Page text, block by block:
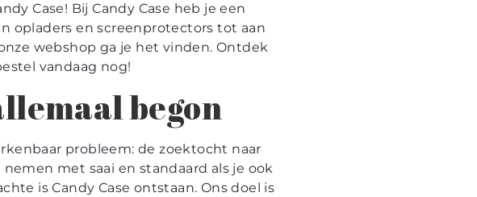
Case! Bij Candy Case heb je een
opladers en screenprotectors tot aan
webshop ga je het vinden. Ontdek
vandaag nog!
begon
probleem: de zoektocht naar
met saai en standaard als je ook
is Candy Case ontstaan. Ons doel is